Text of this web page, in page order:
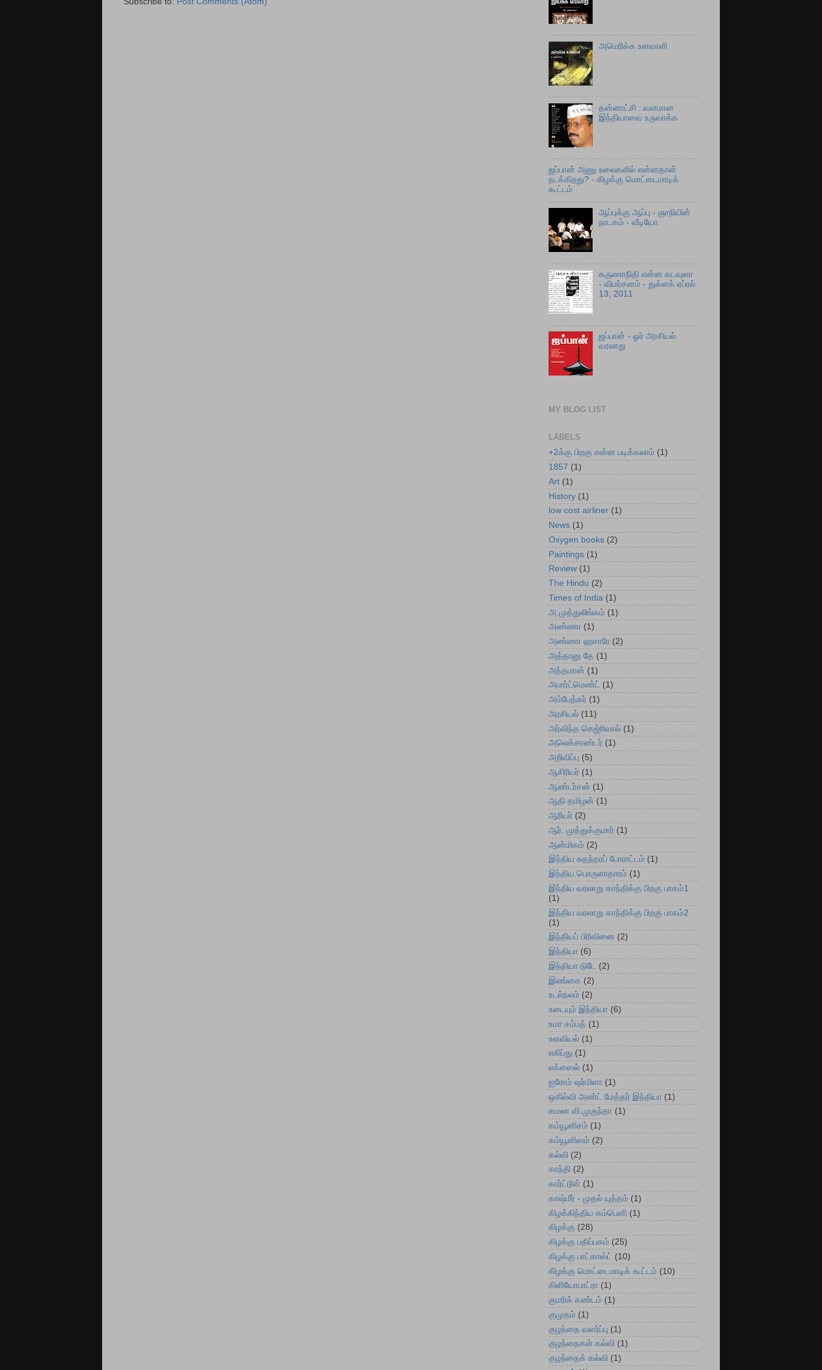
அமெரிக்க உளவாளி
தன்னாட்சி : வளமான
இந்தியாவை உருவாக்க
ஜப்பான் அணு உலைகளில் என்னதான்
நடக்கிறது? - கிழக்கு மொட்டைமாடிக்
கூட்டம்
ஆப்புக்கு ஆப்பு - ஞாநியின்
நாடகம் - வீடியோ
கருணாநிதி என்ன கடவுளா
- விமர்சனம் - துக்ளக் ஏப்ரல்
13, 2011
ஜப்பான் - ஓர் அரசியல்
வரலாறு
MY BLOG LIST
LABELS
+2க்கு பிறகு என்ன படிக்கலாம் (1)
1857 (1)
Art (1)
History (1)
low cost airliner (1)
News (1)
Oxygen books (2)
Paintings (1)
Review (1)
The Hindu (2)
Times of India (1)
அ.முத்துலிங்கம் (1)
அண்ணா (1)
அண்ணா ஹசாரே (2)
அத்தானு தே (1)
அந்தமான் (1)
அபார்ட்மெண்ட் (1)
அம்பேத்கர் (1)
அரசியல் (11)
அர்விந்த கெஜ்ரிவால் (1)
அலெக்சாண்டர் (1)
அறிவிப்பு (5)
ஆசிரியர் (1)
ஆண்டர்சன் (1)
ஆதி தமிழன் (1)
ஆரியர் (2)
ஆர். முத்துக்குமார் (1)
ஆன்மிகம் (2)
இந்திய சுதந்தரப் போராட்டம் (1)
இந்திய பொருளாதாரம் (1)
இந்திய வரலாறு காந்திக்கு பிறகு பாகம்1
(1)
இந்திய வரலாறு காந்திக்கு பிறகு பாகம்2
(1)
இந்தியப் பிரிவினை (2)
இந்தியா (6)
இந்தியா டுடே
(2)
இலங்கை (2)
உடல்நலம் (2)
உடையும் இந்தியா (6)
உமா சம்பத் (1)
உளவியல் (1)
எகிப்து (1)
எக்ஸைல் (1)
ஐரோம் ஷர்மிளா (1)
ஒகில்வி அண்ட் மேத்தர் இந்தியா (1)
கமலா வி.முகுந்தா (1)
கம்யூனிசம் (1)
கம்யூனிஸம் (2)
கல்வி (2)
காந்தி (2)
கார்ட்டூன் (1)
காஷ்மீர் - முதல் யுத்தம் (1)
கிழக்கிந்திய கம்பெனி (1)
கிழக்கு (28)
கிழக்கு பதிப்பகம் (25)
கிழக்கு பாட்காஸ்ட் (10)
கிழக்கு மொட்டைமாடிக் கூட்டம் (10)
கிளியோபாட்ரா (1)
குமரிக் கண்டம் (1)
குமுதம் (1)
குழந்தை வளர்ப்பு (1)
குழந்தைகள் கல்வி (1)
குழந்தைக் கல்வி (1)